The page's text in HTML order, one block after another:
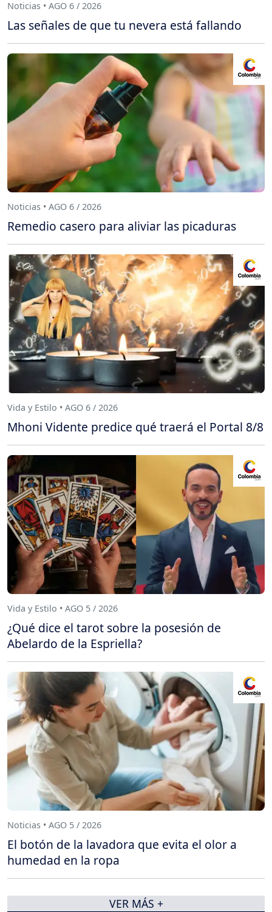
Noticias • AGO 6 / 2026
Las señales de que tu nevera está fallando
Noticias • AGO 6 / 2026
Remedio casero para aliviar las picaduras
Vida y Estilo • AGO 6 / 2026
Mhoni Vidente predice qué traerá el Portal 8/8
Vida y Estilo • AGO 5 / 2026
¿Qué dice el tarot sobre la posesión de
Abelardo de la Espriella?
Noticias • AGO 5 / 2026
El botón de la lavadora que evita el olor a
humedad en la ropa
VER MÁS +